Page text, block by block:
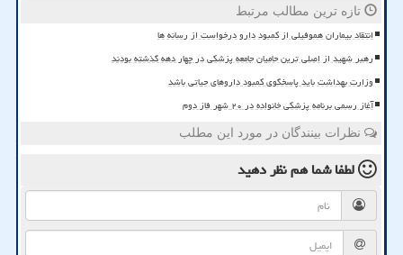
تازه ترین مطالب مرتبط
انتقاد بیماران هموفیلی از کمبود دارو درخواست از رسانه ها
رهبر شهید از اصلی ترین حامیان جامعه پزشکی در چهار دهه گذشته بودند
وزارت بهداشت باید پاسخگوی کمبود داروهای حیاتی باشد
آغاز رسمی برنامه پزشکی خانواده در ۲۰ شهر فاز دوم
نظرات بینندگان در مورد این مطلب
لطفا شما همنظر دهید